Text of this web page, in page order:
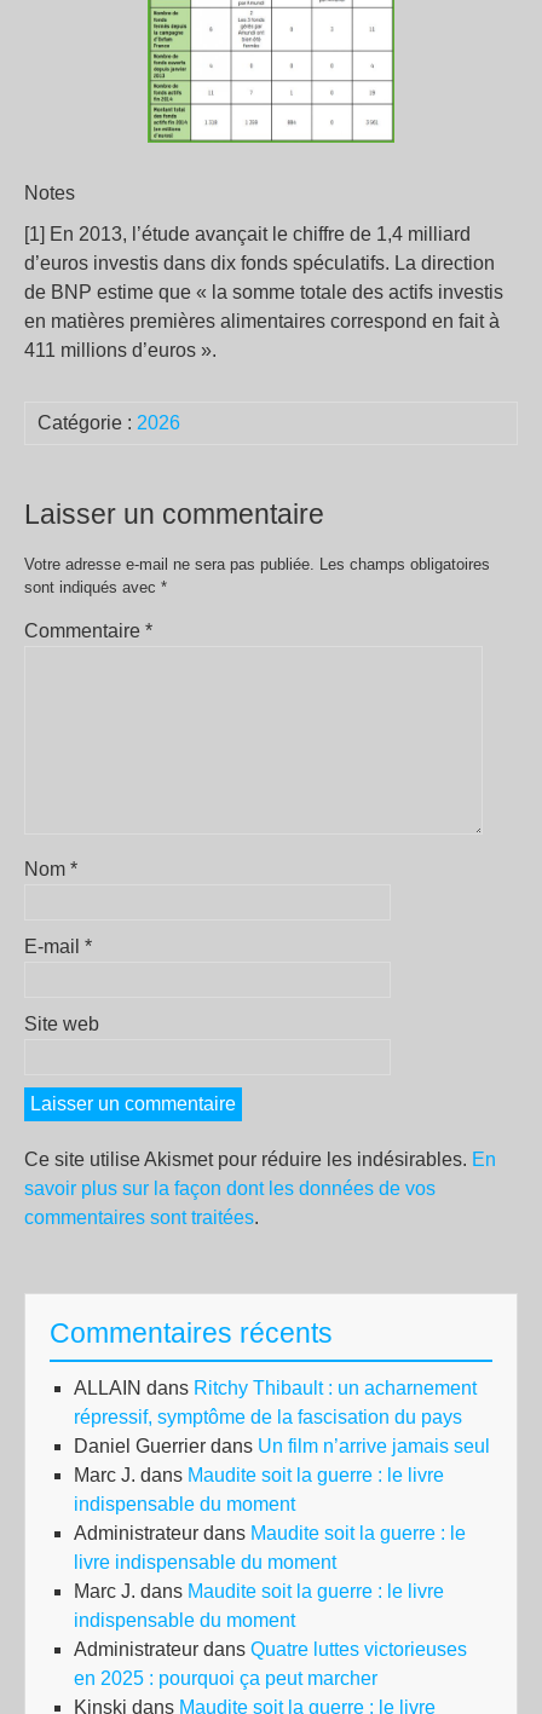
Notes
[1] En 2013, l’étude avançait le chiffre de 1,4 milliard
d’euros investis dans dix fonds spéculatifs. La direction
de BNP estime que « la somme totale des actifs investis
en matières premières alimentaires correspond en fait à
411 millions d’euros ».
Catégorie : 2026
Laisser un commentaire
Votre adresse e-mail ne sera pas publiée. Les champs obligatoires
sont indiqués avec *
Commentaire *
Nom *
E-mail *
Site web
Ce site utilise Akismet pour réduire les indésirables. En
savoir plus sur la façon dont les données de vos
commentaires sont traitées.
Commentaires récents
ALLAIN dans Ritchy Thibault : un acharnement
répressif, symptôme de la fascisation du pays
Daniel Guerrier dans Un film n’arrive jamais seul
Marc J. dans Maudite soit la guerre : le livre
indispensable du moment
Administrateur dans Maudite soit la guerre : le
livre indispensable du moment
Marc J. dans Maudite soit la guerre : le livre
indispensable du moment
Administrateur dans Quatre luttes victorieuses
en 2025 : pourquoi ça peut marcher
Kinski dans Maudite soit la guerre : le livre